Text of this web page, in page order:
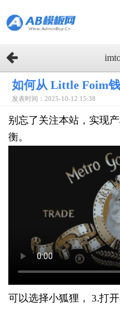
如何从 Little Foim
发表时间：2025-10-12 15:38
别忘了关注本站，实现
衡。
可以选择小狐狸， 3.打开